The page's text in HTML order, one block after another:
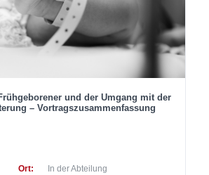
und der Umgang mit der
– Vortragszusammenfassung
Ort: In der Abteilung